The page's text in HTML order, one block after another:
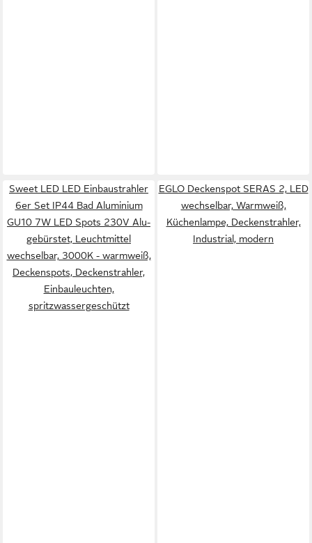
Sweet LED LED Einbaustrahler
6er Set IP44 Bad Aluminium
GU10 7W LED Spots 230V Alu-
gebürstet, Leuchtmittel
wechselbar, 3000K - warmweiß,
Deckenspots, Deckenstrahler,
Einbauleuchten,
spritzwassergeschützt
EGLO Deckenspot SERAS 2, LED
wechselbar, Warmweiß,
Küchenlampe, Deckenstrahler,
Industrial, modern